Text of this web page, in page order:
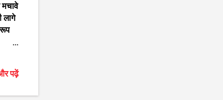
मचावे
लागे
पढ़ें